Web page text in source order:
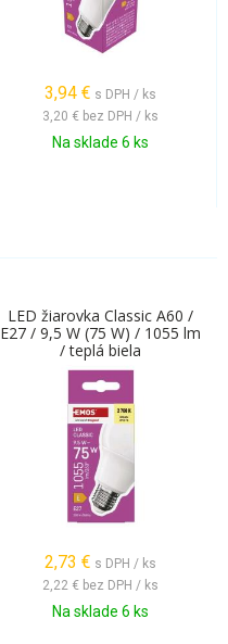
3,94 € s DPH / ks
3,20 € bez DPH / ks
Na sklade 6 ks
LED žiarovka Classic A60 /
E27 / 9,5 W (75 W) / 1055 lm
/ teplá biela
2,73 € s DPH / ks
2,22 € bez DPH / ks
Na sklade 6 ks